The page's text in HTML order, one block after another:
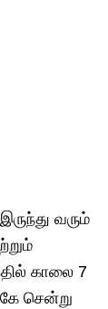
வரும்
காலை 7
சென்று